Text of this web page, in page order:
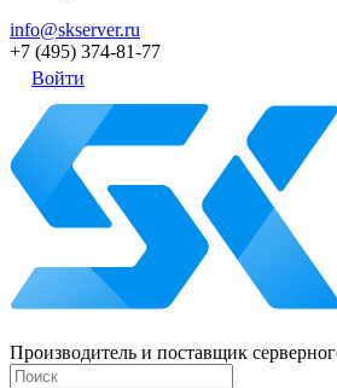
info@skserver.ru
+7 (495) 374-81-77
Войти
Производитель и поставщик